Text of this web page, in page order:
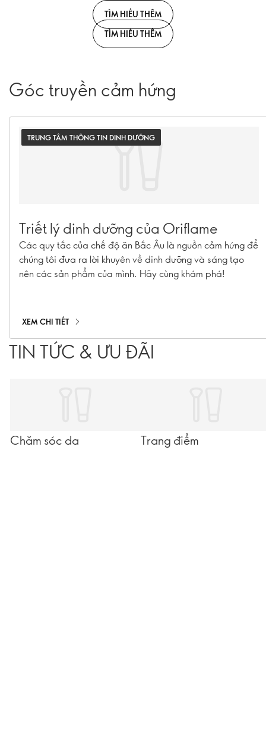
TÌM HIỂU THÊM
TÌM HIỂU THÊM
Góc truyền cảm hứng
TRUNG TÂM THÔNG TIN DINH DƯỠNG
Triết lý dinh dưỡng của Oriflame
Các quy tắc của chế độ ăn Bắc Âu là nguồn cảm hứng để
chúng tôi đưa ra lời khuyên về dinh dưỡng và sáng tạo
nên các sản phẩm của mình. Hãy cùng khám phá!
XEM CHI TIẾT
TIN TỨC & ƯU ĐÃI
Chăm sóc da Trang điểm